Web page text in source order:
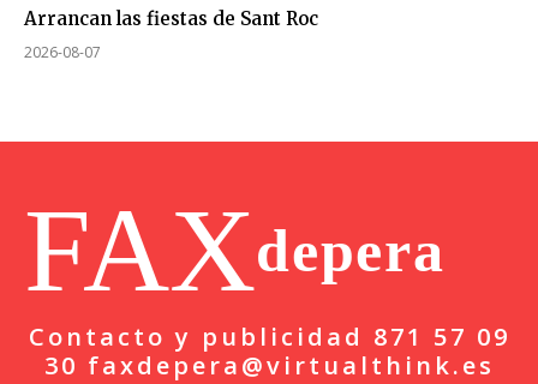
Arrancan las fiestas de Sant Roc
2026-08-07
FAXdepera
Contacto y publicidad 871 57 09
30 faxdepera@virtualthink.es